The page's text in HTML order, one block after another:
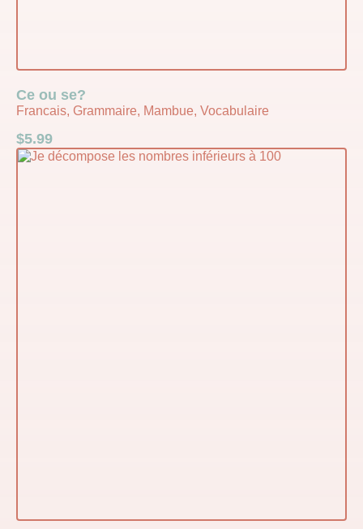
Ce ou se?
Francais, Grammaire, Mambue, Vocabulaire
$5.99